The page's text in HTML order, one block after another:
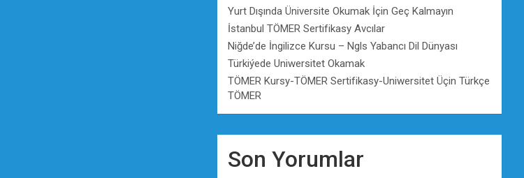
Yurt Dışında Üniversite Okumak İçin Geç Kalmayın
İstanbul TÖMER Sertifikasy Avcılar
Niğde’de İngilizce Kursu – Ngls Yabancı Dil Dünyası
Türkiýede Uniwersitet Okamak
TÖMER Kursy-TÖMER Sertifikasy-Uniwersitet Üçin Türkçe
TÖMER
Son Yorumlar